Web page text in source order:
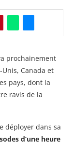
prochainement
Canada et
pays, dont la
ravis de la
déployer dans sa
d’une heure